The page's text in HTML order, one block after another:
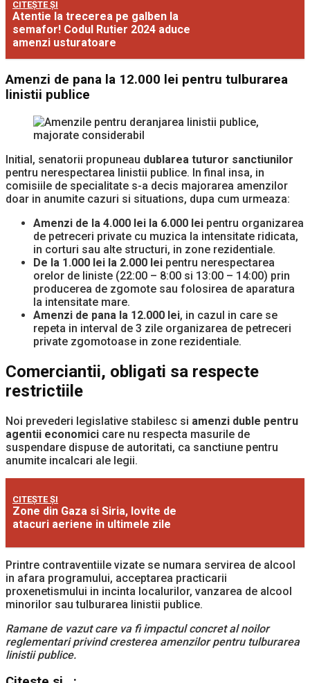
CITEȘTE ȘI
Atentie la trecerea pe galben la
semafor! Codul Rutier 2024 aduce
amenzi usturatoare
Amenzi de pana la 12.000 lei pentru tulburarea
linistii publice
Initial, senatorii propuneau dublarea tuturor sanctiunilor
pentru nerespectarea linistii publice. In final insa, in
comisiile de specialitate s-a decis majorarea amenzilor
doar in anumite cazuri si situations, dupa cum urmeaza:
Amenzi de la 4.000 lei la 6.000 lei pentru organizarea
de petreceri private cu muzica la intensitate ridicata,
in corturi sau alte structuri, in zone rezidentiale.
De la 1.000 lei la 2.000 lei pentru nerespectarea
orelor de liniste (22:00 – 8:00 si 13:00 – 14:00) prin
producerea de zgomote sau folosirea de aparatura
la intensitate mare.
Amenzi de pana la 12.000 lei, in cazul in care se
repeta in interval de 3 zile organizarea de petreceri
private zgomotoase in zone rezidentiale.
Comerciantii, obligati sa respecte
restrictiile
Noi prevederi legislative stabilesc si amenzi duble pentru
agentii economici care nu respecta masurile de
suspendare dispuse de autoritati, ca sanctiune pentru
anumite incalcari ale legii.
CITEȘTE ȘI
Zone din Gaza si Siria, lovite de
atacuri aeriene in ultimele zile
Printre contraventiile vizate se numara servirea de alcool
in afara programului, acceptarea practicarii
proxenetismului in incinta localurilor, vanzarea de alcool
minorilor sau tulburarea linistii publice.
Ramane de vazut care va fi impactul concret al noilor
reglementari privind cresterea amenzilor pentru tulburarea
linistii publice.